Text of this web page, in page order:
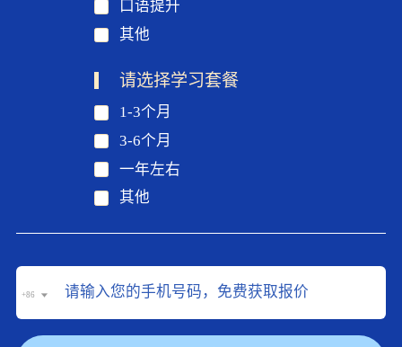
口语提升
其他
请选择学习套餐
1-3个月
3-6个月
一年左右
其他
+86